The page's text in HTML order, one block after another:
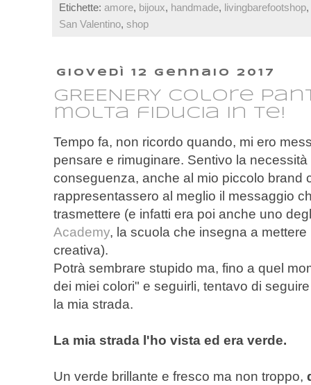
Etichette: amore, bijoux, handmade, livingbarefootshop,
San Valentino, shop
giovedì 12 gennaio 2017
GREENERY colore
molta fiducia in te!
Tempo fa, non ricordo quando, mi ero
pensare e rimuginare. Sentivo la
conseguenza, anche al mio piccolo brand
rappresentassero al meglio il messaggio
trasmettere (e infatti era poi anche uno
Academy, la scuola che insegna a
creativa).
Potrà sembrare stupido ma, fino a quel
dei miei colori" e seguirli, tentavo di
la mia strada.
La mia strada l'ho vista ed era verde.
Un verde brillante e fresco ma non troppo,